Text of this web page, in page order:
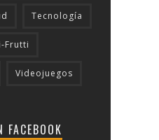
Tecnologí­a
Frutti
Videojuegos
FACEBOOK